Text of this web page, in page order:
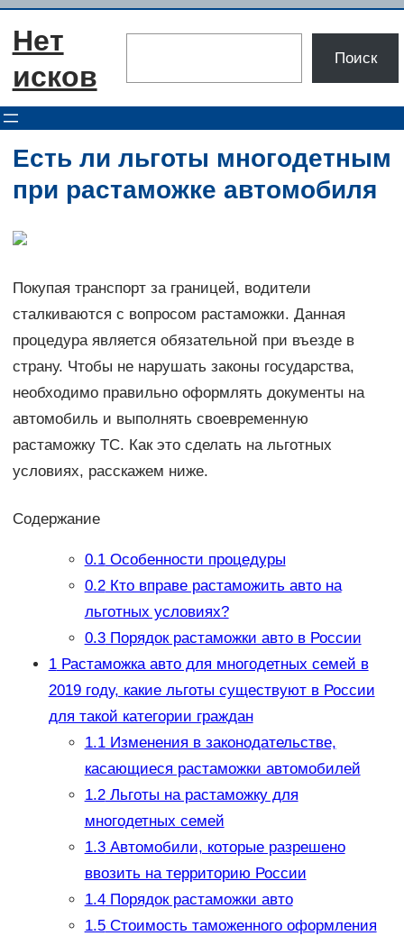
Перейти
Нет
исков
Поиск
Есть ли льготы многодетным
при растаможке автомобиля
Покупая транспорт за границей, водители
сталкиваются с вопросом растаможки. Данная
процедура является обязательной при въезде в
страну. Чтобы не нарушать законы государства,
необходимо правильно оформлять документы на
автомобиль и выполнять своевременную
растаможку ТС. Как это сделать на льготных
условиях, расскажем ниже.
Содержание
0.1Особенности процедуры
0.2Кто вправе растаможить авто на
льготных условиях?
0.3Порядок растаможки авто в России
1Растаможка авто для многодетных семей в
2019 году, какие льготы существуют в России
для такой категории граждан
1.1Изменения в законодательстве,
касающиеся растаможки автомобилей
1.2Льготы на растаможку для
многодетных семей
1.3Автомобили, которые разрешено
ввозить на территорию России
1.4Порядок растаможки авто
1.5Стоимость таможенного оформления